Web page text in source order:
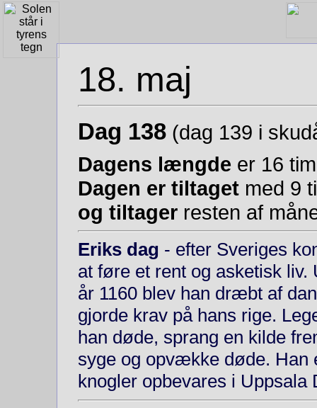
18. maj
Dag 138 (dag 139 i
Dagens længde er 16
Dagen er tiltaget med 9
og tiltager resten af
Eriks dag - efter Sveriges
at føre et rent og asketisk
år 1160 blev han dræbt af
gjorde krav på hans rige.
han døde, sprang en kilde
syge og opvække døde. Han
knogler op­be­va­res i Uppsala